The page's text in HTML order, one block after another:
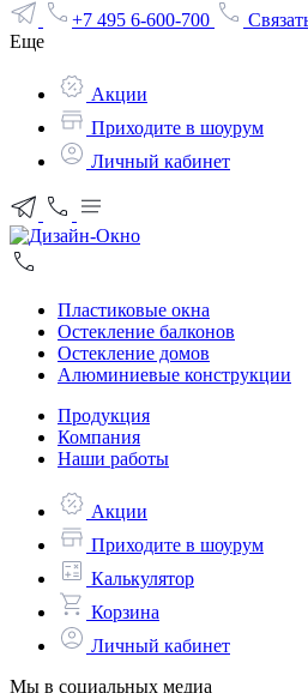
+7 495 6-600-700
Еще
Акции
Приходите в шоурум
Личный кабинет
Пластиковые окна
Остекление балконов
Остекление домов
Алюминиевые конструкции
Продукция
Компания
Наши работы
Акции
Приходите в шоурум
Калькулятор
Корзина
Личный кабинет
Мы в социальных медиа